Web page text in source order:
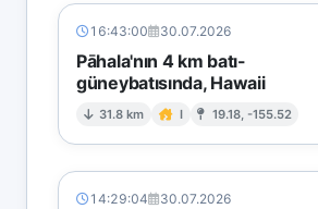
16:43:00 30.07.2026
Pāhala'nın 4 km batı-
güneybatısında, Hawaii
31.8 km I 19.18, -155.52
14:29:04 30.07.2026